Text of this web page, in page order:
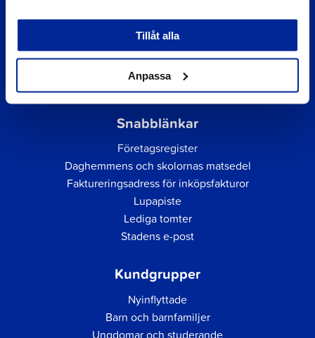
Tillåt alla
Anpassa
Snabblänkar
Företagsregister
Daghemmens och skolornas matsedel
Faktureringsadress för inköpsfakturor
Lupapiste
Lediga tomter
Stadens e-post
Kundgrupper
Nyinflyttade
Barn och barnfamiljer
Ungdomar och studerande